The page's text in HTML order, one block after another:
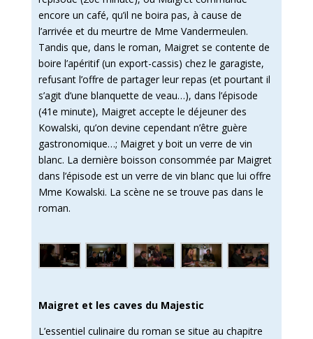
encore un café, qu’il ne boira pas, à cause de
l’arrivée et du meurtre de Mme Vandermeulen.
Tandis que, dans le roman, Maigret se contente de
boire l’apéritif (un export-cassis) chez le garagiste,
refusant l’offre de partager leur repas (et pourtant il
s’agit d’une blanquette de veau…), dans l’épisode
(41e minute), Maigret accepte le déjeuner des
Kowalski, qu’on devine cependant n’être guère
gastronomique…; Maigret y boit un verre de vin
blanc. La dernière boisson consommée par Maigret
dans l’épisode est un verre de vin blanc que lui offre
Mme Kowalski. La scène ne se trouve pas dans le
roman.
Maigret et les caves du Majestic
L’essentiel culinaire du roman se situe au chapitre